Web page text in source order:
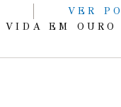
VER
EM